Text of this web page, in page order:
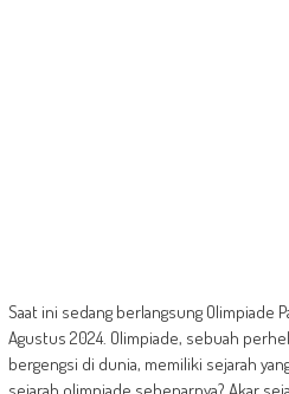
Saat ini sedang berlangsung Olimpiade
Agustus 2024. Olimpiade, sebuah
bergengsi di dunia, memiliki sejarah